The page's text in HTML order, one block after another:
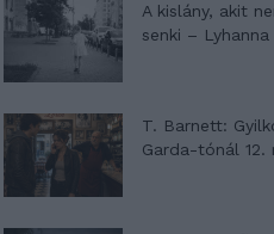
A kislány, akit
senki –
T. Barnett:
Garda-tónál 12.